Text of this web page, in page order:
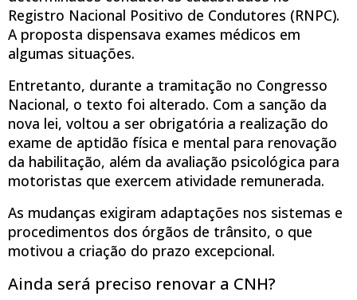
Registro Nacional Positivo de Condutores (RNPC).
A proposta dispensava exames médicos em
algumas situações.
Entretanto, durante a tramitação no Congresso
Nacional, o texto foi alterado. Com a sanção da
nova lei, voltou a ser obrigatória a realização do
exame de aptidão física e mental para renovação
da habilitação, além da avaliação psicológica para
motoristas que exercem atividade remunerada.
As mudanças exigiram adaptações nos sistemas e
procedimentos dos órgãos de trânsito, o que
motivou a criação do prazo excepcional.
Ainda será preciso renovar a CNH?